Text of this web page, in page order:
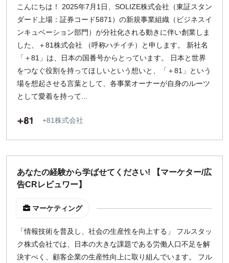
こんにちは！ 2025年7月1日、SOLIZE株式会社（東証スタン
ダード上場：証券コード5871）の新規事業組織（ビジネスイ
ンキュベーション部門）が分社化される動きに伴い創業しま
した、＋81株式会社 （呼称ハチイチ）と申します。 新社名
「＋81」は、日本の国番号からとっています。 日本と世界
をつなぐ役割を持ってほしいという想いと、「＋81」という
場を想起させる言葉として、各事業オーナーが自身のルーツ
として愛着を持って...
+81株式会社
あなたの経験から学ばせてください! 【マーケター/広
告CRレビュワー】
マーケティング
「情報技術を普及し、社会の生産性を向上する」 フルスタッ
ク株式会社では、日本の大きな課題である労働人口不足を解
決すべく、顧客企業の生産性向上に取り組んでいます。 フル